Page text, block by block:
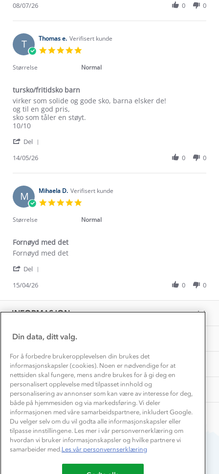
on
Jul
Litt
i
Linda
on
8
Jul
08/07/26 0 0
T Thomas e. Verifisert kunde
rating
Størrelse Normal
tursko/fritidsko barn
Review
by
Thomas
e.
14
2026
review
stating
tursko/fritidsko
barn
virker som solide og gode sko, barna elsker de!
og til en god pris,
sko som tåler en støyt.
10/10
Del
Thomas
on
14
May
14/05/26 0 0
M Mihaela D. Verifisert kunde
rating
Størrelse Normal
Fornøyd med det
Review
Mihaela
on
Apr
2026
review
Fornøyd
det
Fornøyd med det
Del
Mihaela
D.
Apr
2026
15/04/26 0 0
INFORMASJON
Kundeservice
Kontakt oss
Konkurransevinnere
Kundeklubb
Våre butikker
Bedrift, barnehage og SFO
Presse
OM OSS
Klima og miljø
Etisk handel
Inkludering
Materialer
Personvern
Samarbeide med oss?
TIPS OG RÅD
Alt du trenger til Norgesferien
Dette trenger du til barnehagen
Gravidklær
Hvordan velge riktig turtøy?
Store størrelser
Turmat oppskrifter
Beredskap
AKTIVITETER
Få turinspirasjon og tips her⛰
Overnatte utendørs⛺
Leirskole 🥾
Barnehageansatt
Tips til hyttetur
Du betaler enkelt med
Din data, ditt valg.
For å forbedre brukeropplevelsen din brukes det
informasjonskapsler (cookies). Noen er nødvendige for at
nettsiden skal fungere, mens andre brukes for å gi deg en
personalisert opplevelse med tilpasset innhold og
personalisering av annonser som kan være av interesse for deg,
både på hjemmesiden og via markedsføring. Vi deler
informasjonen med våre samarbeidspartnere, inkludert Google.
Du velger selv om du vil godta alle informasjonskapsler eller
tilpasse innstillingene. Les mer i vår personvernerklæring om
hvordan vi bruker informasjonskapsler og hvilke partnere vi
samarbeider med.Les vår personvernserklæring